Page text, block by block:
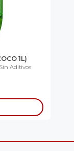
1L)
Aditivos